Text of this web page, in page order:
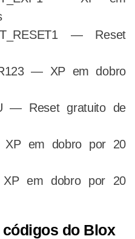
— Reset
— XP em dobro
— Reset gratuito de
XP em dobro por 20
XP em dobro por 20
do Blox